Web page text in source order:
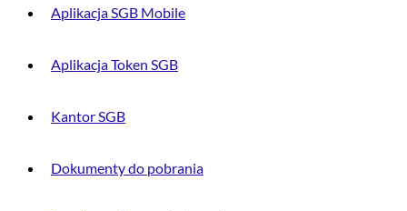
Aplikacja SGB Mobile
Aplikacja Token SGB
Kantor SGB
Dokumenty do pobrania